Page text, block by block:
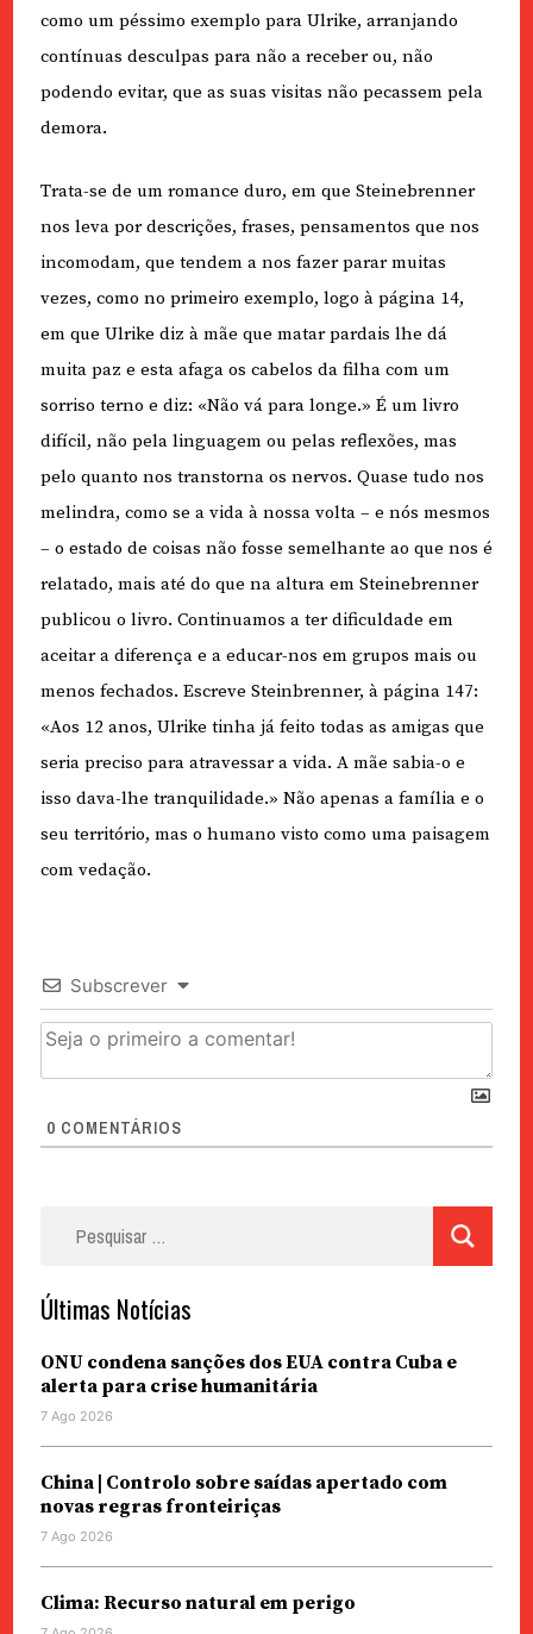
como um péssimo exemplo para Ulrike, arranjando
contínuas desculpas para não a receber ou, não
podendo evitar, que as suas visitas não pecassem pela
demora.
Trata-se de um romance duro, em que Steinebrenner
nos leva por descrições, frases, pensamentos que nos
incomodam, que tendem a nos fazer parar muitas
vezes, como no primeiro exemplo, logo à página 14,
em que Ulrike diz à mãe que matar pardais lhe dá
muita paz e esta afaga os cabelos da filha com um
sorriso terno e diz: «Não vá para longe.» É um livro
difícil, não pela linguagem ou pelas reflexões, mas
pelo quanto nos transtorna os nervos. Quase tudo nos
melindra, como se a vida à nossa volta – e nós mesmos
– o estado de coisas não fosse semelhante ao que nos é
relatado, mais até do que na altura em Steinebrenner
publicou o livro. Continuamos a ter dificuldade em
aceitar a diferença e a educar-nos em grupos mais ou
menos fechados. Escreve Steinbrenner, à página 147:
«Aos 12 anos, Ulrike tinha já feito todas as amigas que
seria preciso para atravessar a vida. A mãe sabia-o e
isso dava-lhe tranquilidade.» Não apenas a família e o
seu território, mas o humano visto como uma paisagem
com vedação.
Subscrever
0 COMENTÁRIOS
Últimas Notícias
ONU condena sanções dos EUA contra Cuba e
alerta para crise humanitária
7 Ago 2026
China | Controlo sobre saídas apertado com
novas regras fronteiriças
7 Ago 2026
Clima: Recurso natural em perigo